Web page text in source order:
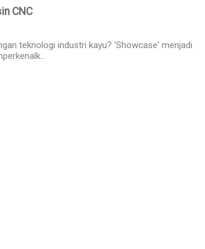
CNC
teknologi industri kayu? 'Showcase' menjadi